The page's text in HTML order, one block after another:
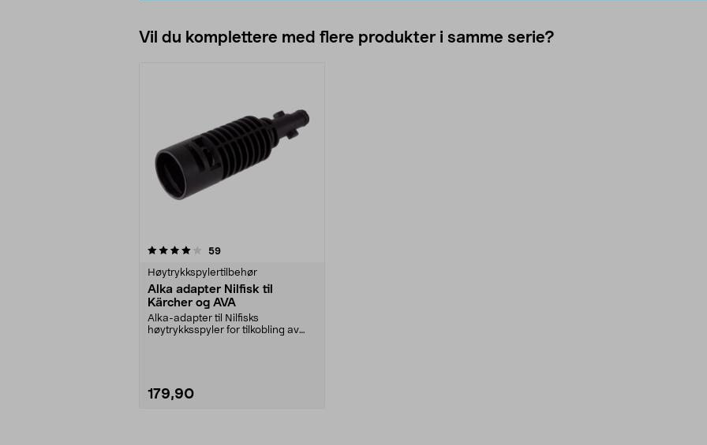
Vil du komplettere med flere produkter i samme serie?
59anmeldelser
Høytrykkspylertilbehør
Alka adapter Nilfisk til
Kärcher og AVA
Alka-adapter til Nilfisks
høytrykksspyler for tilkobling av
179,90